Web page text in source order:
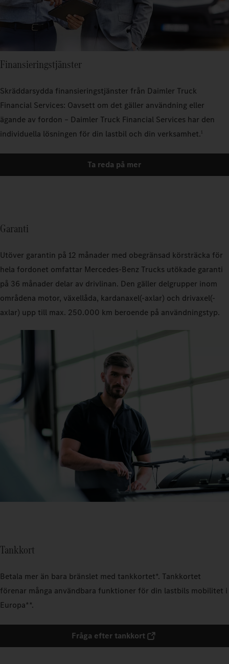
Finansieringstjänster
Skräddarsydda finansieringstjänster från Daimler Truck
Financial Services: Oavsett om det gäller användning eller
ägande av fordon – Daimler Truck Financial Services har den
individuella lösningen för din lastbil och din verksamhet.1
Ta reda på mer
Garanti
Utöver garantin på 12 månader med obegränsad körsträcka för
hela fordonet omfattar Mercedes‑Benz Trucks utökade garanti
på 36 månader delar av drivlinan. Den gäller delgrupper inom
områdena motor, växellåda, kardanaxel(-axlar) och drivaxel(-
axlar) upp till max. 250.000 km beroende på användningstyp.
Tankkort
Betala mer än bara bränslet med tankkortet*. Tankkortet
förenar många användbara funktioner för din lastbils mobilitet i
Europa**.
Fråga efter tankkort